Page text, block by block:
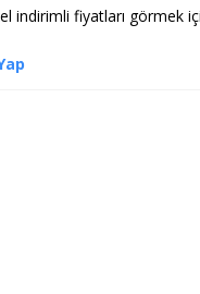
indirimli fiyatları görmek